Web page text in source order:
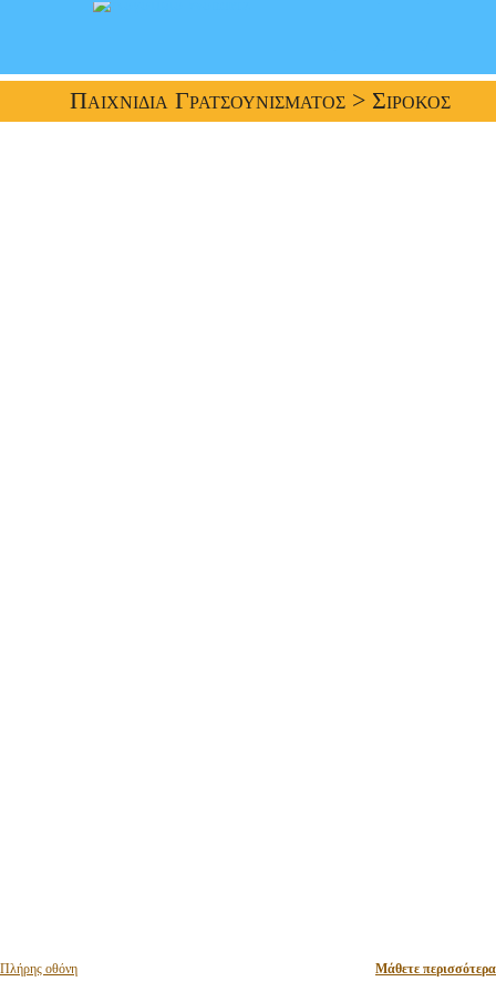
Παιχνίδια Γρατσουνίσματος> Σιρόκος
Μάθετε περισσότερα
Πλήρης οθόνη